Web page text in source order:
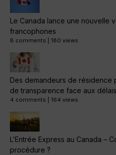
Le Canada lance une nouvelle
francophones
8 comments 180 views
Des demandeurs de résidence
de transparence face aux délais
4 comments 164 views
L’Entrée Express au Canada –
procédure ?